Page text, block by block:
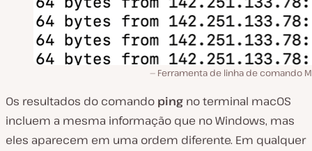
Ferramenta de linha de comando
Os resultados do comando ping no terminal macOS
incluem a mesma informação que no Windows, mas
eles aparecem em uma ordem diferente. Em qualquer